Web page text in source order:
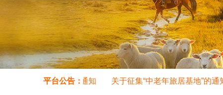
平台公告：
年旅游地接线路”的通知 关于征集“中老年旅居基地”的通知